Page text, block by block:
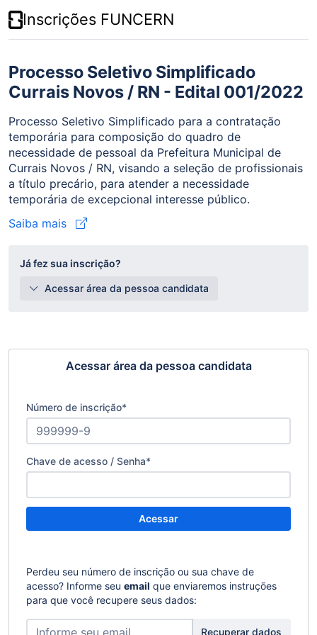
Inscrições FUNCERN
Processo Seletivo Simplificado
Currais Novos / RN - Edital 001/2022
Processo Seletivo Simplificado para a contratação
temporária para composição do quadro de
necessidade de pessoal da Prefeitura Municipal de
Currais Novos / RN, visando a seleção de profissionais
a título precário, para atender a necessidade
temporária de excepcional interesse público.
Saiba mais
Já fez sua inscrição?
Acessar área da pessoa candidata
Acessar área da pessoa candidata
Número de inscrição*
Chave de acesso / Senha*
Acessar
Perdeu seu número de inscrição ou sua chave de
acesso? Informe seu email que enviaremos instruções
para que você recupere seus dados:
Recuperar dados